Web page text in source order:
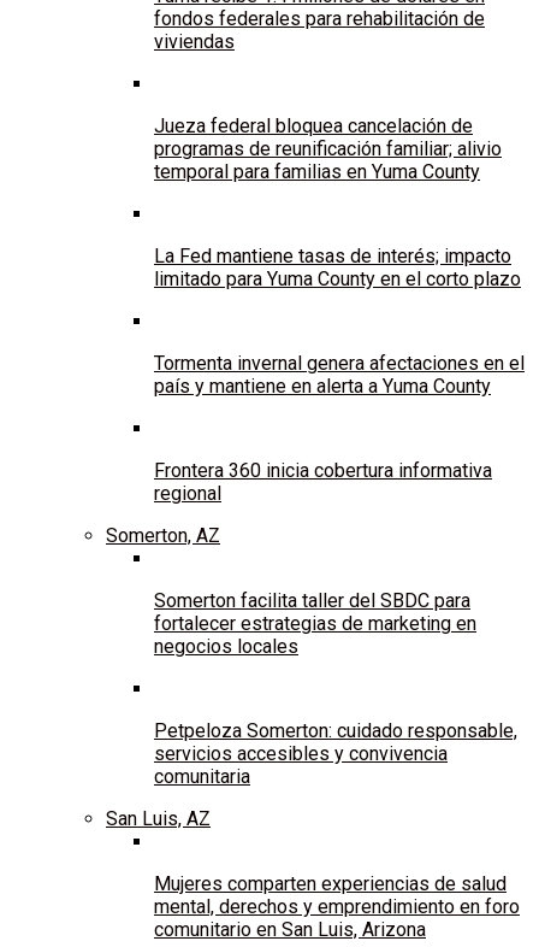
fondos federales para rehabilitación de
viviendas
Jueza federal bloquea cancelación de
programas de reunificación familiar; alivio
temporal para familias en Yuma County
La Fed mantiene tasas de interés; impacto
limitado para Yuma County en el corto plazo
Tormenta invernal genera afectaciones en el
país y mantiene en alerta a Yuma County
Frontera 360 inicia cobertura informativa
regional
Somerton, AZ
Somerton facilita taller del SBDC para
fortalecer estrategias de marketing en
negocios locales
Petpeloza Somerton: cuidado responsable,
servicios accesibles y convivencia
comunitaria
San Luis, AZ
Mujeres comparten experiencias de salud
mental, derechos y emprendimiento en foro
comunitario en San Luis, Arizona